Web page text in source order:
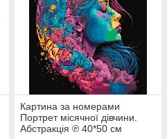
Картина за номерами
Портрет місячної дівчини.
Абстракція ℗ 40*50 см